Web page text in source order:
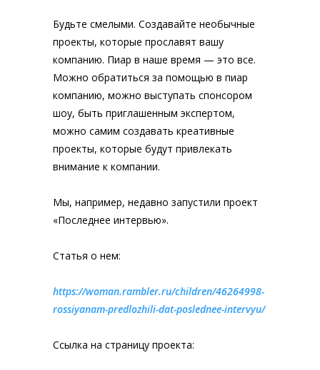
Будьте смелыми. Создавайте необычные
проекты, которые прославят вашу
компанию. Пиар в наше время — это все.
Можно обратиться за помощью в пиар
компанию, можно выступать спонсором
шоу, быть приглашенным экспертом,
можно самим создавать креативные
проекты, которые будут привлекать
внимание к компании.
Мы, например, недавно запустили проект
«Последнее интервью».
Статья о нем:
https://woman.rambler.ru/children/46264998-
rossiyanam-predlozhili-dat-poslednee-intervyu/
Ссылка на страницу проекта: